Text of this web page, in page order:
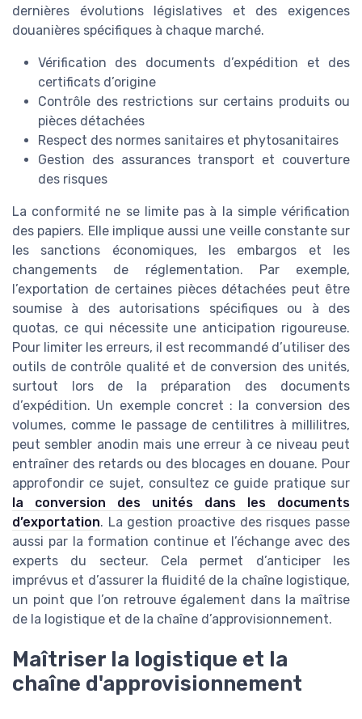
dernières évolutions législatives et des exigences
douanières spécifiques à chaque marché.
Vérification des documents d’expédition et des
certificats d’origine
Contrôle des restrictions sur certains produits ou
pièces détachées
Respect des normes sanitaires et phytosanitaires
Gestion des assurances transport et couverture
des risques
La conformité ne se limite pas à la simple vérification
des papiers. Elle implique aussi une veille constante sur
les sanctions économiques, les embargos et les
changements de réglementation. Par exemple,
l’exportation de certaines pièces détachées peut être
soumise à des autorisations spécifiques ou à des
quotas, ce qui nécessite une anticipation rigoureuse.
Pour limiter les erreurs, il est recommandé d’utiliser des
outils de contrôle qualité et de conversion des unités,
surtout lors de la préparation des documents
d’expédition. Un exemple concret : la conversion des
volumes, comme le passage de centilitres à millilitres,
peut sembler anodin mais une erreur à ce niveau peut
entraîner des retards ou des blocages en douane. Pour
approfondir ce sujet, consultez ce guide pratique sur
la conversion des unités dans les documents
d’exportation. La gestion proactive des risques passe
aussi par la formation continue et l’échange avec des
experts du secteur. Cela permet d’anticiper les
imprévus et d’assurer la fluidité de la chaîne logistique,
un point que l’on retrouve également dans la maîtrise
de la logistique et de la chaîne d’approvisionnement.
Maîtriser la logistique et la
chaîne d'approvisionnement